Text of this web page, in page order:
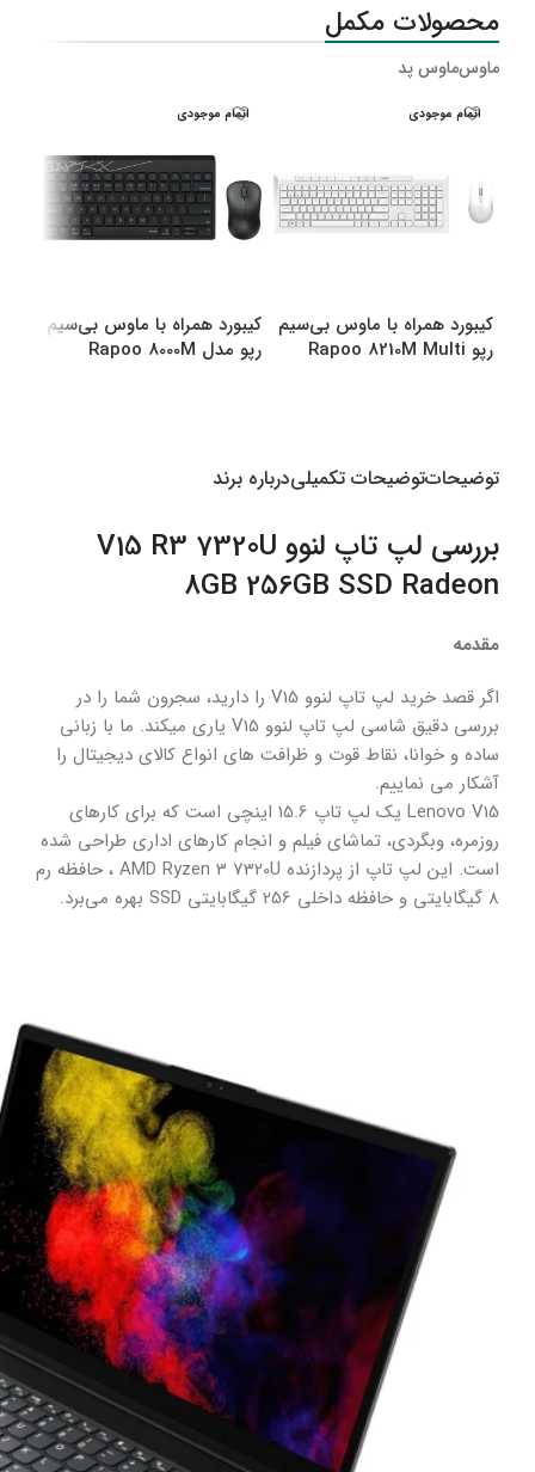
محصولات مکمل
ماوسماوس پد
اتمام موجودی
کیبورد همراه با ماوس بی‌سیم
رپو Rapoo 8210M Multi
اتمام موجودی
کیبورد همراه با ماوس بی‌سیم
رپو مدل Rapoo 8000M
توضیحاتتوضیحات تکمیلیدرباره برند
بررسی لپ تاپ لنوو V15 R3 7320U
8GB 256GB SSD Radeon
مقدمه
اگر قصد خرید لپ تاپ لنوو V15 را دارید، سجرون شما را در
بررسی دقیق شاسی لپ تاپ لنوو V15 یاری میکند. ما با زبانی
ساده و خوانا، نقاط قوت و ظرافت های انواع کالای دیجیتال را
آشکار می نماییم.
Lenovo V15 یک لپ تاپ 15.6 اینچی است که برای کارهای
روزمره، وبگردی، تماشای فیلم و انجام کارهای اداری طراحی شده
است. این لپ تاپ از پردازنده AMD Ryzen 3 7320U ، حافظه رم
8 گیگابایتی و حافظه داخلی 256 گیگابایتی SSD بهره می‌برد.